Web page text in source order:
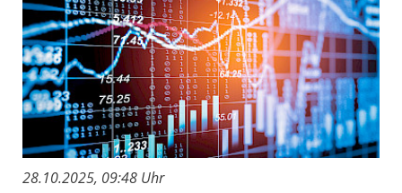
28.10.2025, 09:48 Uhr